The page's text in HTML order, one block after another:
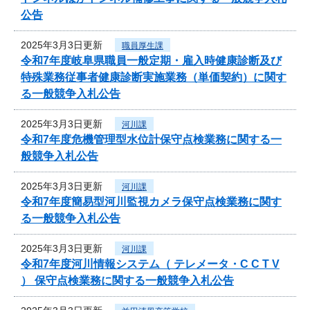
公告
2025年3月3日更新 職員厚生課
令和7年度岐阜県職員一般定期・雇入時健康診断及び
特殊業務従事者健康診断実施業務（単価契約）に関す
る一般競争入札公告
2025年3月3日更新 河川課
令和7年度危機管理型水位計保守点検業務に関する一
般競争入札公告
2025年3月3日更新 河川課
令和7年度簡易型河川監視カメラ保守点検業務に関す
る一般競争入札公告
2025年3月3日更新 河川課
令和7年度河川情報システム（ テレメータ・C C T V
） 保守点検業務に関する一般競争入札公告